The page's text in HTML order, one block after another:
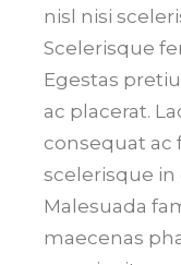
nisl nisi
Scelerisque
Egestas
ac placerat.
consequat ac
scelerisque
Malesuada
maecenas